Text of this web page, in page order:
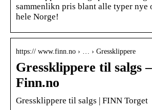
sammenlikn pris blant alle typer nye
hele Norge!
https:// www.finn.no › … › Gressklippere
Gressklippere til salgs
Finn.no
Gressklippere til salgs | FINN Torget